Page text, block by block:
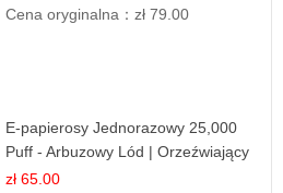
Cena oryginalna：zł 79.00
E-papierosy Jednorazowy 25,000
Puff - Arbuzowy Lód | Orzeźwiający
Smak
zł 65.00